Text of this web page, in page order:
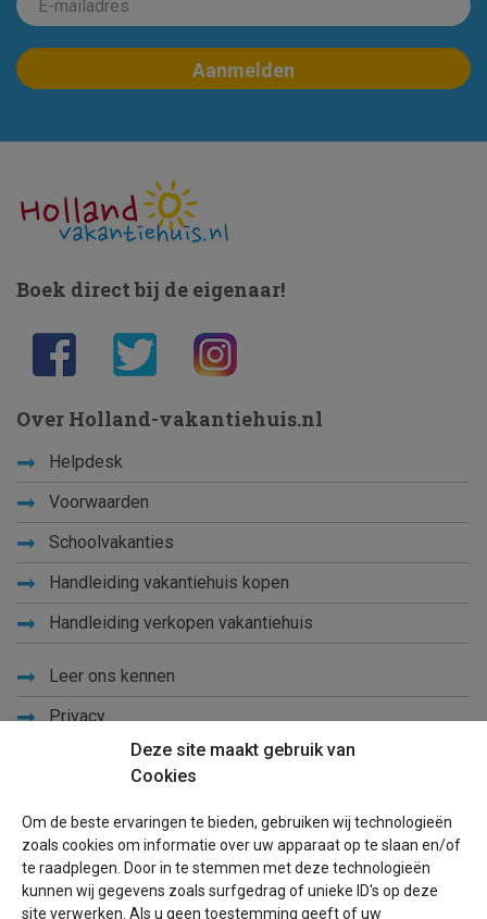
Deze site maakt gebruik van
Cookies
Om de beste ervaringen te bieden, gebruiken wij technologieën
zoals cookies om informatie over uw apparaat op te slaan en/of
te raadplegen. Door in te stemmen met deze technologieën
kunnen wij gegevens zoals surfgedrag of unieke ID's op deze
site verwerken. Als u geen toestemming geeft of uw
Boek direct bij de eigenaar!
Over Holland-vakantiehuis.nl
Helpdesk
Voorwaarden
Schoolvakanties
Handleiding vakantiehuis kopen
Handleiding verkopen vakantiehuis
Leer ons kennen
Privacy
Blog
Voor eigenaren